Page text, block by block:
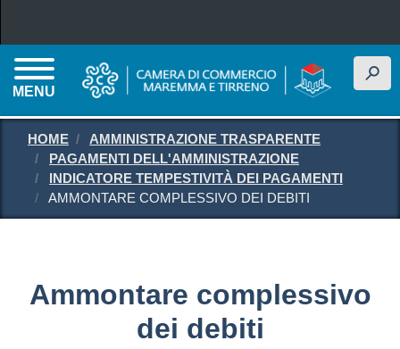
MENU
h
HOME
AMMINISTRAZIONE TRASPARENTE
PAGAMENTI DELL'AMMINISTRAZIONE
INDICATORE TEMPESTIVITÀ DEI PAGAMENTI
AMMONTARE COMPLESSIVO DEI DEBITI
Ammontare complessivo
dei debiti